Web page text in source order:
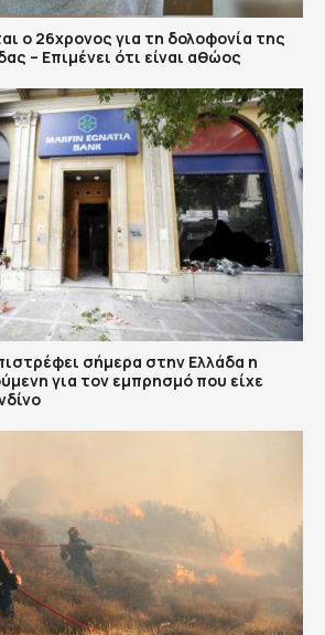
ο 26χρονος για τη δολοφονία της
– Επιμένει ότι είναι αθώος
σήμερα στην Ελλάδα η
για τον εμπρησμό που είχε